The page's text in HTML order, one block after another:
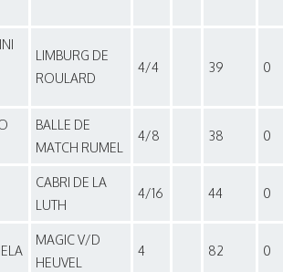
LIMBURG DE
ROULARD
4/4 39 0
BALLE DE
MATCH RUMEL
4/8 38 0
CABRI DE LA
LUTH
4/16 44 0
MAGIC V/D
HEUVEL
4 82 0